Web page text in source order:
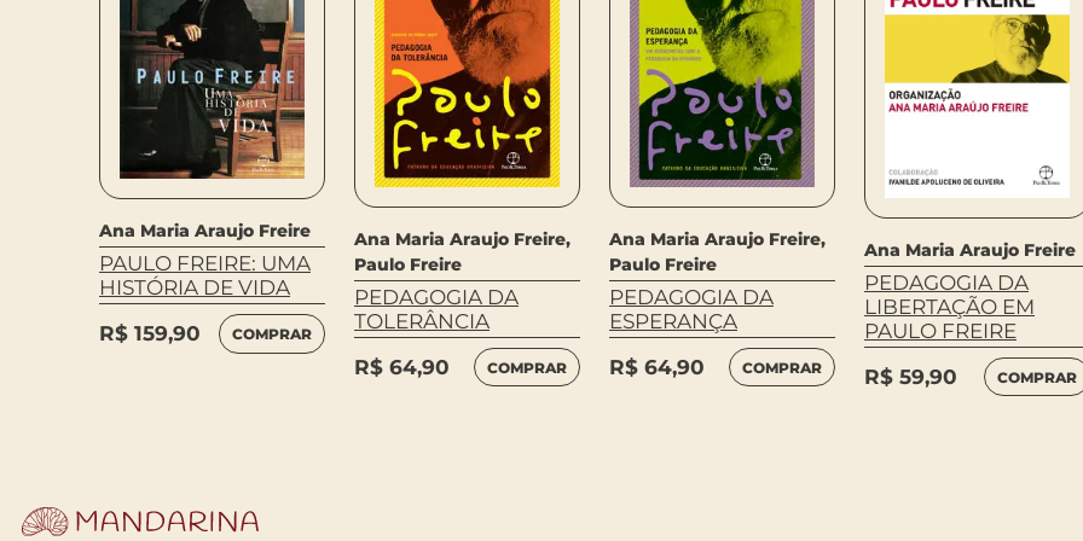
Ana Maria Araujo Freire
PAULO FREIRE: UMA
HISTÓRIA DE VIDA
R$ 159,90 COMPRAR
Ana Maria Araujo Freire,
Paulo Freire
PEDAGOGIA DA
TOLERÂNCIA
R$ 64,90 COMPRAR
Ana Maria Araujo Freire,
Paulo Freire
PEDAGOGIA DA
ESPERANÇA
R$ 64,90 COMPRAR
Ana Maria Araujo Freire
PEDAGOGIA DA
LIBERTAÇÃO EM
PAULO FREIRE
R$ 59,90 COMPRAR